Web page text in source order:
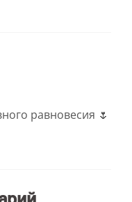
равновесия 🌷